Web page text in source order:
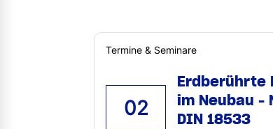
Termine & Seminare
02
Erdberührte
im Neubau -
DIN 18533